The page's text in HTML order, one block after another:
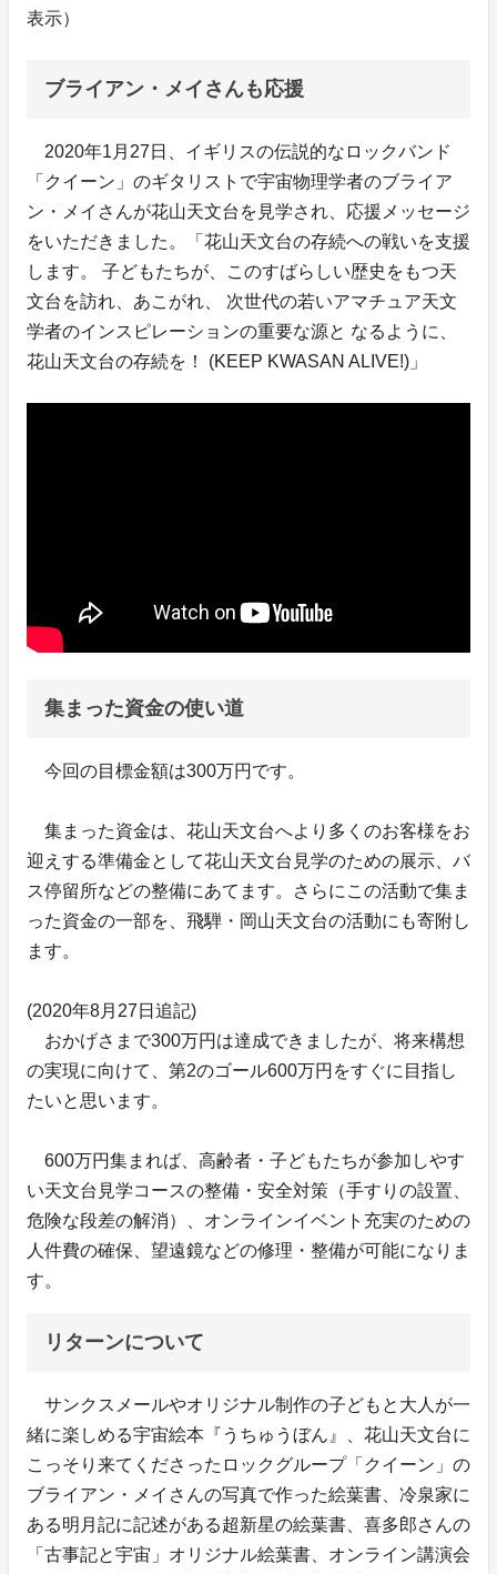
表示）
ブライアン・メイさんも応援
2020年1月27日、イギリスの伝説的なロックバンド
「クイーン」のギタリストで宇宙物理学者のブライア
ン・メイさんが花山天文台を見学され、応援メッセージ
をいただきました。「花山天文台の存続への戦いを支援
します。 子どもたちが、このすばらしい歴史をもつ天
文台を訪れ、あこがれ、 次世代の若いアマチュア天文
学者のインスピレーションの重要な源と なるように、
花山天文台の存続を！ (KEEP KWASAN ALIVE!)」
集まった資金の使い道
今回の目標金額は300万円です。
集まった資金は、花山天文台へより多くのお客様をお
迎えする準備金として花山天文台見学のための展示、バ
ス停留所などの整備にあてます。さらにこの活動で集ま
った資金の一部を、飛騨・岡山天文台の活動にも寄附し
ます。
(2020年8月27日追記)
おかげさまで300万円は達成できましたが、将来構想
の実現に向けて、第2のゴール600万円をすぐに目指し
たいと思います。
600万円集まれば、高齢者・子どもたちが参加しやす
い天文台見学コースの整備・安全対策（手すりの設置、
危険な段差の解消）、オンラインイベント充実のための
人件費の確保、望遠鏡などの修理・整備が可能になりま
す。
リターンについて
サンクスメールやオリジナル制作の子どもと大人が一
緒に楽しめる宇宙絵本『うちゅうぼん』、花山天文台に
こっそり来てくださったロックグループ「クイーン」の
ブライアン・メイさんの写真で作った絵葉書、冷泉家に
ある明月記に記述がある超新星の絵葉書、喜多郎さんの
「古事記と宇宙」オリジナル絵葉書、オンライン講演会